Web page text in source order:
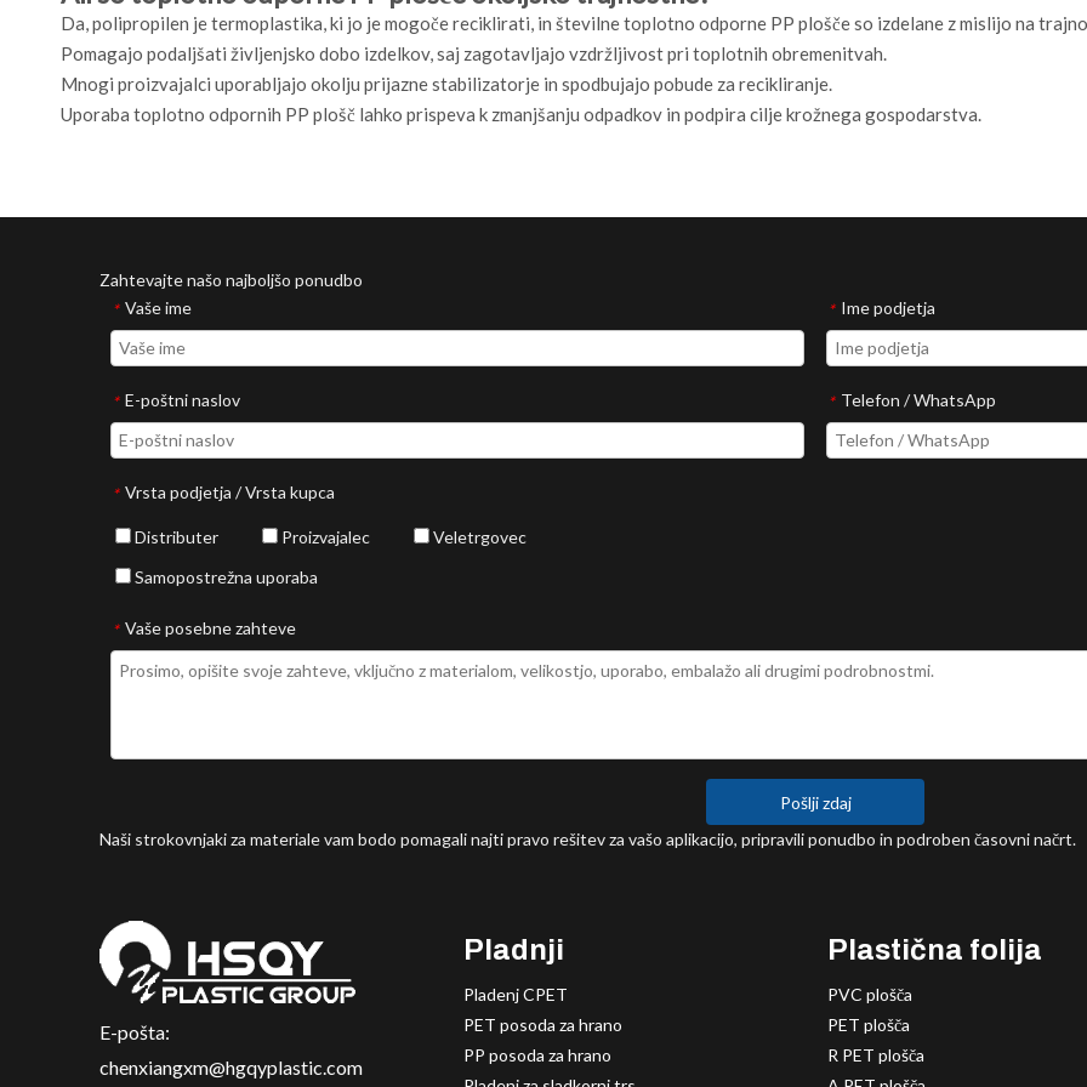
Da, polipropilen je termoplastika, ki jo je mogoče reciklirati, in številne toplotno odporne PP plošče so izdelane z mislijo na
Pomagajo podaljšati življenjsko dobo izdelkov, saj zagotavljajo vzdržljivost pri toplotnih obremenitvah.
Mnogi proizvajalci uporabljajo okolju prijazne stabilizatorje in spodbujajo pobude za recikliranje.
Uporaba toplotno odpornih PP plošč lahko prispeva k zmanjšanju odpadkov in podpira cilje krožnega gospodarstva.
Zahtevajte našo najboljšo ponudbo
* Vaše ime * Ime podjetja
* E-poštni naslov * Telefon / WhatsApp
* Vrsta podjetja / Vrsta kupca
Distributer Proizvajalec
Veletrgovec
Samopostrežna uporaba
* Vaše posebne zahteve
Pošlji zdaj
Naši strokovnjaki za materiale vam bodo pomagali najti pravo rešitev za vašo aplikacijo, pripravili ponudbo in podroben časovni načrt.
E-pošta:
chenxiangxm@hgqyplastic.com
Pladnji
Pladenj CPET
PET posoda za hrano
PP posoda za hrano
Plastična folija
PVC plošča
PET plošča
R PET plošča